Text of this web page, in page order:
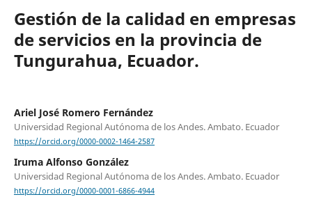
Gestión de la calidad en empresas
de servicios en la provincia de
Tungurahua, Ecuador.
Ariel José Romero Fernández
Universidad Regional Autónoma de los Andes. Ambato. Ecuador
https://orcid.org/0000-0002-1464-2587
Iruma Alfonso González
Universidad Regional Autónoma de los Andes. Ambato. Ecuador
https://orcid.org/0000-0001-6866-4944